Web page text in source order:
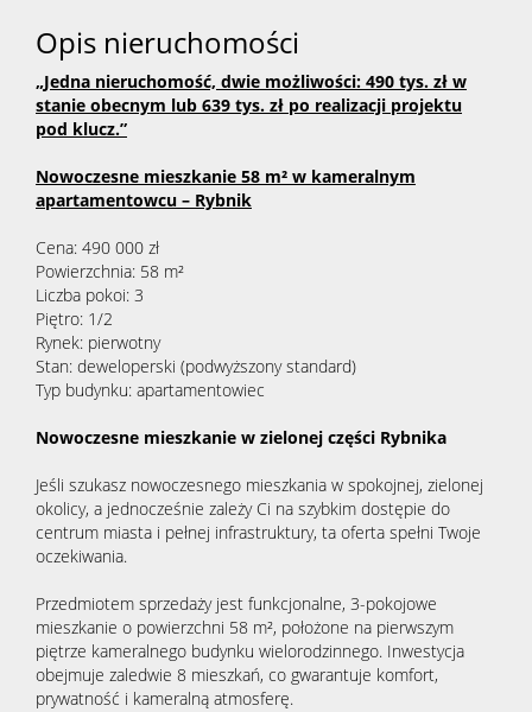
Opis nieruchomości
„Jedna nieruchomość, dwie możliwości: 490 tys. zł w
stanie obecnym lub 639 tys. zł po realizacji projektu
pod klucz.”
Nowoczesne mieszkanie 58 m² w kameralnym
apartamentowcu – Rybnik
Cena: 490 000 zł
Powierzchnia: 58 m²
Liczba pokoi: 3
Piętro: 1/2
Rynek: pierwotny
Stan: deweloperski (podwyższony standard)
Typ budynku: apartamentowiec
Nowoczesne mieszkanie w zielonej części Rybnika
Jeśli szukasz nowoczesnego mieszkania w spokojnej, zielonej
okolicy, a jednocześnie zależy Ci na szybkim dostępie do
centrum miasta i pełnej infrastruktury, ta oferta spełni Twoje
oczekiwania.
Przedmiotem sprzedaży jest funkcjonalne, 3-pokojowe
mieszkanie o powierzchni 58 m², położone na pierwszym
piętrze kameralnego budynku wielorodzinnego. Inwestycja
obejmuje zaledwie 8 mieszkań, co gwarantuje komfort,
prywatność i kameralną atmosferę.